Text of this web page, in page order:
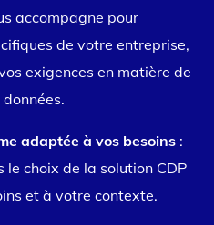
accompagne pour
de votre entreprise,
exigences en matière de
adaptée à vos besoins :
le choix de la solution CDP
et à votre contexte.